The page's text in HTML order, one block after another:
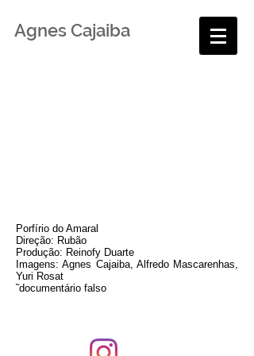
Agnes Cajaiba
Porfírio do Amaral
Direção: Rubão
Produção: Reinofy Duarte
Imagens: Agnes Cajaiba, Alfredo Mascarenhas,
Yuri Rosat
˜documentário falso